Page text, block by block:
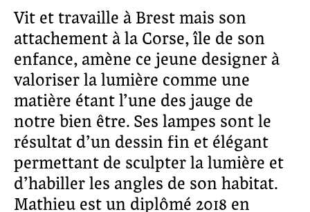
Vit et travaille à Brest mais son
attachement à la Corse, île de son
enfance, amène ce jeune designer à
valoriser la lumière comme une
matière étant l’une des jauge de
notre bien être. Ses lampes sont le
résultat d’un dessin fin et élégant
permettant de sculpter la lumière et
d’habiller les angles de son habitat.
Mathieu est un diplômé 2018 en